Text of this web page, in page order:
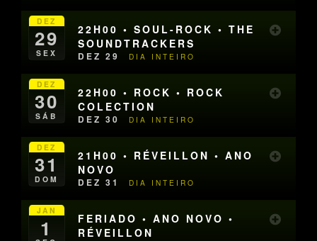
DEZ
29
SEX
22H00 • SOUL-ROCK • THE
SOUNDTRACKERS
DEZ 29 DIA INTEIRO
DEZ
30
SÁB
22H00 • ROCK • ROCK
COLECTION
DEZ 30 DIA INTEIRO
DEZ
31
DOM
21H00 • RÉVEILLON • ANO
NOVO
DEZ 31 DIA INTEIRO
JAN
1
FERIADO • ANO NOVO •
RÉVEILLON